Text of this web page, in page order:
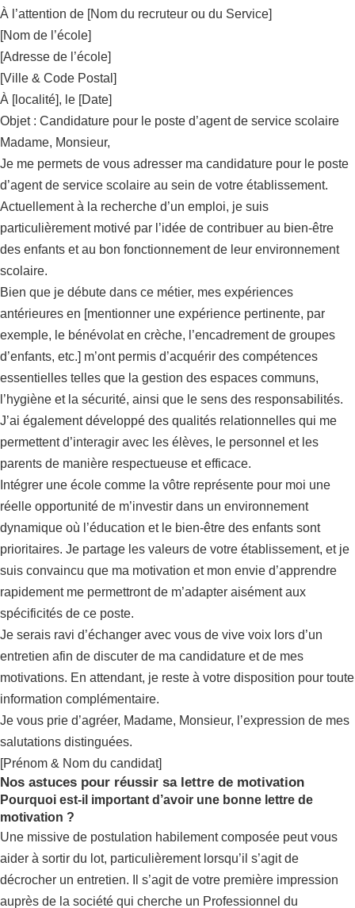
À l’attention de [Nom du recruteur ou du Service]
[Nom de l’école]
[Adresse de l’école]
[Ville & Code Postal]
À [localité], le [Date]
Objet : Candidature pour le poste d’agent de service scolaire
Madame, Monsieur,
Je me permets de vous adresser ma candidature pour le poste
d’agent de service scolaire au sein de votre établissement.
Actuellement à la recherche d’un emploi, je suis
particulièrement motivé par l’idée de contribuer au bien-être
des enfants et au bon fonctionnement de leur environnement
scolaire.
Bien que je débute dans ce métier, mes expériences
antérieures en [mentionner une expérience pertinente, par
exemple, le bénévolat en crèche, l’encadrement de groupes
d’enfants, etc.] m’ont permis d’acquérir des compétences
essentielles telles que la gestion des espaces communs,
l’hygiène et la sécurité, ainsi que le sens des responsabilités.
J’ai également développé des qualités relationnelles qui me
permettent d’interagir avec les élèves, le personnel et les
parents de manière respectueuse et efficace.
Intégrer une école comme la vôtre représente pour moi une
réelle opportunité de m’investir dans un environnement
dynamique où l’éducation et le bien-être des enfants sont
prioritaires. Je partage les valeurs de votre établissement, et je
suis convaincu que ma motivation et mon envie d’apprendre
rapidement me permettront de m’adapter aisément aux
spécificités de ce poste.
Je serais ravi d’échanger avec vous de vive voix lors d’un
entretien afin de discuter de ma candidature et de mes
motivations. En attendant, je reste à votre disposition pour toute
information complémentaire.
Je vous prie d’agréer, Madame, Monsieur, l’expression de mes
salutations distinguées.
[Prénom & Nom du candidat]
Nos astuces pour réussir sa lettre de motivation
Pourquoi est-il important d’avoir une bonne lettre de
motivation ?
Une missive de postulation habilement composée peut vous
aider à sortir du lot, particulièrement lorsqu’il s’agit de
décrocher un entretien. Il s’agit de votre première impression
auprès de la société qui cherche un Professionnel du